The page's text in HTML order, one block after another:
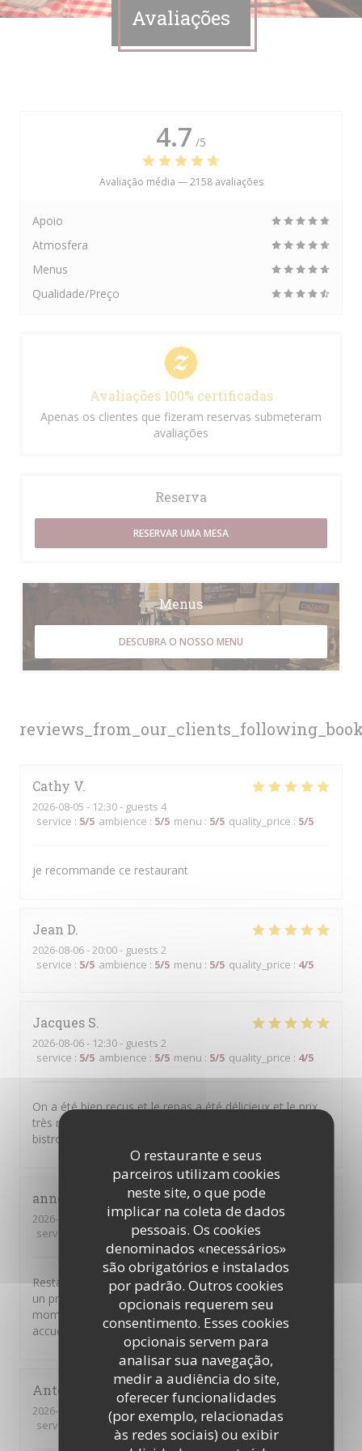
O restaurante e seus
parceiros utilizam cookies
neste site, o que pode
implicar na coleta de dados
pessoais. Os cookies
denominados «necessários»
são obrigatórios e instalados
por padrão. Outros cookies
opcionais requerem seu
consentimento. Esses cookies
opcionais servem para
analisar sua navegação,
medir a audiência do site,
oferecer funcionalidades
(por exemplo, relacionadas
às redes sociais) ou exibir
Avaliações
Cathy V
2026-08-05 - 12:30 - guests 4
service : 5/5 ambience : 5/5 menu : 5/5 quality_price : 5/5
je recommande ce restaurant
Jean D
2026-08-06- 20:00 - guests 2
service : 5/5 ambience : 5/5 menu : 5/5 quality_price : 4/5
Jacques S
2026-08-06- 12:30 - guests 2
service : 5/5 ambience : 5/5 menu : 5/5 quality_price : 4/5
On a été bien reçus et le repas a été délicieux et le prix
très raisonnable. Et puis c'est de la vraie cuisine de
bistrot telle qu'on rêve d'en trouver.
anne
2026-08-04
- 20:30 - guests 5
service
ambience:5/5 menu: 5/5 quality_price
Restaurant très généreux avec des plats de qualité pour
un prix raisonnable ! Nous avons passé un super
moment et nous avons été très chaleureusement
accueillis ! Merci pour tout !
Antonio
2026-07-31
- 19:30 - guests 4
service
ambience:5/5 menu: 4/5 quality_price
4.7 /5
Avaliação média —2158 avaliações
Apoio
Atmosfera
Menus
Qualidade/Preço
Avaliações 100% certificadas
Apenas os clientes que fizeram reservas submeteram
avaliações
Reserva
RESERVAR UMA MESA
Menus
DESCUBRA O NOSSO MENU